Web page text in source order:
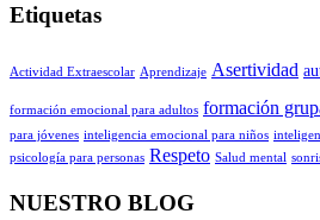
Etiquetas
Actividad Extraescolar Aprendizaje Asertividad
formación emocional para adultos formación
para jóvenes inteligencia emocional para niños
psicología para personas Respeto Salud mental
NUESTRO BLOG